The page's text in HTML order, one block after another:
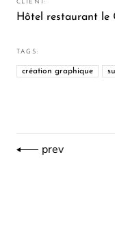
CLIENT:
Hôtel restaurant le
TAGS:
création graphique
prev